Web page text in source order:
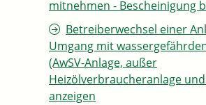
mitnehmen - Bescheinigung
Betreiberwechsel einer
Umgang mit
(AwSV-Anlage, außer
Heizölverbraucheranlage und
anzeigen